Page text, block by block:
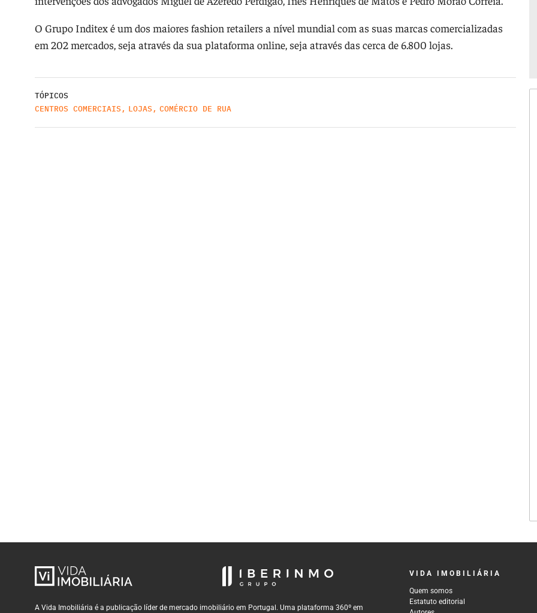
O Grupo Inditex é um dos maiores fashion retailers a nível mundial com as suas marcas comercializadas
em 202 mercados, seja através da sua plataforma online, seja através das cerca de 6.800 lojas.
TÓPICOS
CENTROS COMERCIAIS , LOJAS , COMÉRCIO DE RUA
A Vida Imobiliária é a publicação líder de mercado imobiliário em Portugal. Uma plataforma 360º em
VIDA IMOBILIÁRIA
Quem somos
Estatuto editorial